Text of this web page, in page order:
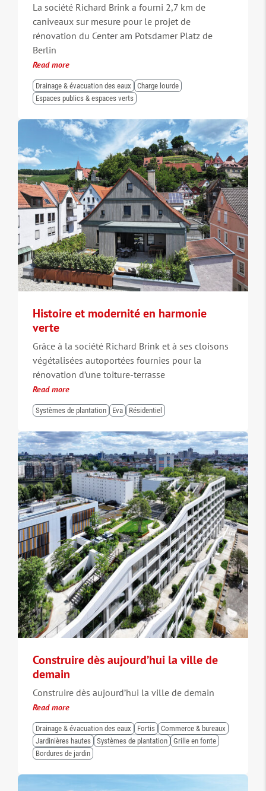
La société Richard Brink a fourni 2,7 km de
caniveaux sur mesure pour le projet de
rénovation du Center am Potsdamer Platz de
Berlin
Read more
Drainage & évacuation des eaux
Charge lourde
Espaces publics & espaces verts
Histoire et modernité en harmonie
verte
Grâce à la société Richard Brink et à ses cloisons
végétalisées autoportées fournies pour la
rénovation d’une toiture-terrasse
Read more
Systèmes de plantation Eva Résidentiel
Construire dès aujourd’hui la ville de
demain
Construire dès aujourd’hui la ville de demain
Read more
Drainage & évacuation des eaux Fortis
Commerce & bureaux
Jardinières hautes
Systèmes de plantation
Grille en fonte
Bordures de jardin